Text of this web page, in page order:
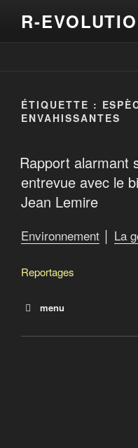
R-
ÉTIQUETTE :
ENVAHISSANTES
Rapport alarmant
entrevue avec le
Jean Lemire
Environnement │ La
Reportages
menu